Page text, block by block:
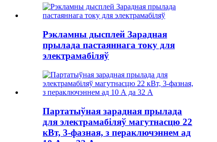
Рэкламны дысплей Зарадная
прылада пастаяннага току для
электрамабіляў
Партатыўная зарадная прылада
для электрамабіляў магутнасцю 22
кВт, 3-фазная, з пераключэннем ад